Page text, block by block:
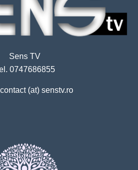
Sens TV
0747686855
(at) senstv.ro